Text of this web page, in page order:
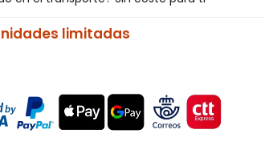
limitadas